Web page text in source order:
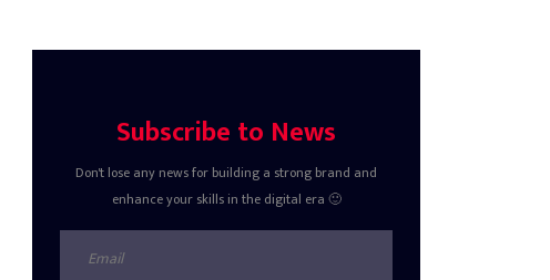
Subscribe to News
Don't lose any news for building a strong brand and
enhance your skills in the digital era 🙂